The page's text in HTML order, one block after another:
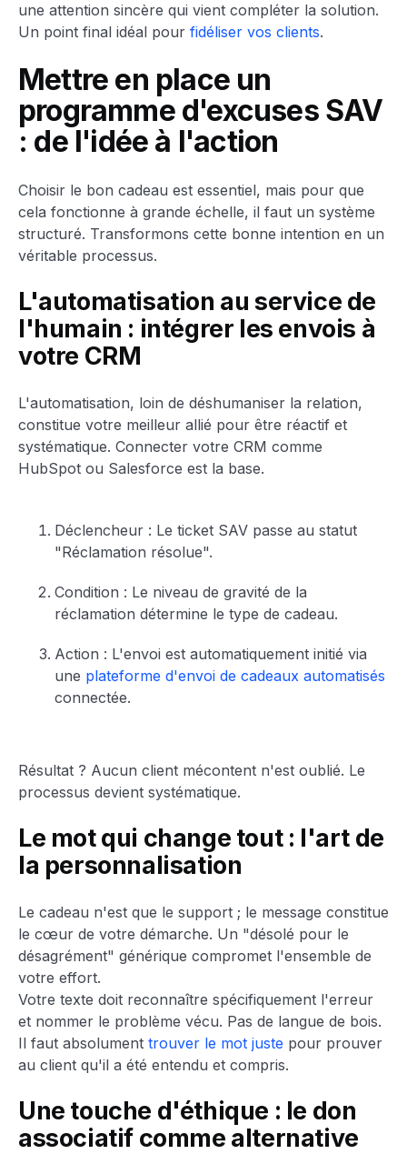
une attention sincère qui vient compléter la solution.
Un point final idéal pour fidéliser vos clients.
Mettre en place un
programme d'excuses SAV
: de l'idée à l'action
Choisir le bon cadeau est essentiel, mais pour que
cela fonctionne à grande échelle, il faut un système
structuré. Transformons cette bonne intention en un
véritable processus.
L'automatisation au service de
l'humain : intégrer les envois à
votre CRM
L'automatisation, loin de déshumaniser la relation,
constitue votre meilleur allié pour être réactif et
systématique. Connecter votre CRM comme
HubSpot ou Salesforce est la base.
Déclencheur : Le ticket SAV passe au statut
"Réclamation résolue".
Condition : Le niveau de gravité de la
réclamation détermine le type de cadeau.
Action : L'envoi est automatiquement initié via
une plateforme d'envoi de cadeaux automatisés
connectée.
Résultat ? Aucun client mécontent n'est oublié. Le
processus devient systématique.
Le mot qui change tout : l'art de
la personnalisation
Le cadeau n'est que le support ; le message constitue
le cœur de votre démarche. Un "désolé pour le
désagrément" générique compromet l'ensemble de
votre effort.
Votre texte doit reconnaître spécifiquement l'erreur
et nommer le problème vécu. Pas de langue de bois.
Il faut absolument trouver le mot juste pour prouver
au client qu'il a été entendu et compris.
Une touche d'éthique : le don
associatif comme alternative